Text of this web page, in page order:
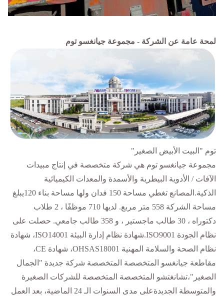
لمحة عامة عن الشركة - مجموعة جيانغسو توم
توم "البيت الأبيض الصغير"
مجموعة جيانغسو توم هي شركة متخصصة في إنتاج مبيدات
الآفات / الأدوية البيطرية والأسمدة والمعدات الكيميائية
الذكية.المصانع تغطي مساحة 150 فدان ولها مساحة بناء 120يبلغ
مساحة الشركة 558 متر مربع. لديها 710 موظفًا ، 2 طلاب
دكتوراه ، 30 طالب ماجستير ، و 358 طالب جامعي. حصلت على
نظام الجودة ISO9001.شهادة نظام إدارة البيئة ISO14001، شهادة
نظام الصحة والسلامة المهنية OHSAS18001، شهادة CE،
مقاطعة جيانغسو المتخصصة المتخصصة شركة جديدة "الجمال
الصغير"،تشانغتشو المتخصصة المتخصصة للشركات الصغيرة
والمتوسطة الجديدةعلى مدى السنوات الـ 24 الماضية، بعد العمل